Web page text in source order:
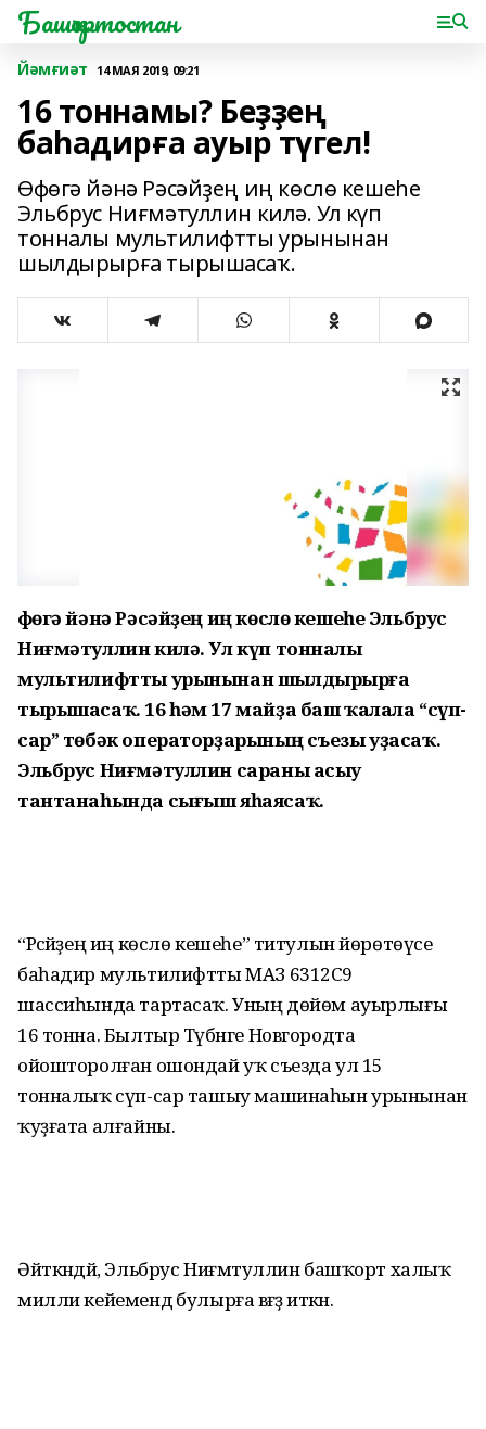
Башҡортостан
Йәмғиәт 14 МАЯ 2019, 09:21
16 тоннамы? Беҙҙең
баһадирға ауыр түгел!
Өфөгә йәнә Рәсәйҙең иң көслө кешеһе
Эльбрус Ниғмәтуллин килә. Ул күп
тонналы мультилифтты урынынан
шылдырырға тырышасаҡ.
Өфөгә йәнә Рәсәйҙең иң көслө кешеһе Эльбрус
Ниғмәтуллин килә. Ул күп тонналы
мультилифтты урынынан шылдырырға
тырышасаҡ. 16 һәм 17 майҙа баш ҡалала “сүп-
сар” төбәк операторҙарының съезы уҙасаҡ.
Эльбрус Ниғмәтуллин сараны асыу
тантанаһында сығыш яһаясаҡ.
“Рәсәйҙең иң көслө кешеһе” титулын йөрөтөүсе
баһадир мультилифтты МАЗ 6312С9
шассиһында тартасаҡ. Уның дөйөм ауырлығы
16 тонна. Былтыр Түбәнге Новгородта
ойошторолған ошондай уҡ съезда ул 15
тонналыҡ сүп-сар ташыу машинаһын урынынан
ҡуҙғата алғайны.
Әйткәндәй, Эльбрус Ниғмәтуллин башҡорт халыҡ
милли кейемендә булырға вәғәҙә иткән.